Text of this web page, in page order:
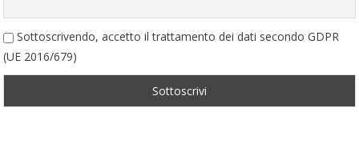
Sottoscrivendo, accetto il trattamento dei dati secondo GDPR
(UE 2016/679)